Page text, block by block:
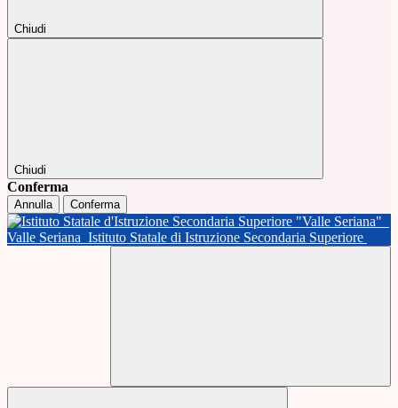
Chiudi
Chiudi
Conferma
Annulla Conferma
Valle Seriana Istituto Statale di Istruzione Secondaria Superiore